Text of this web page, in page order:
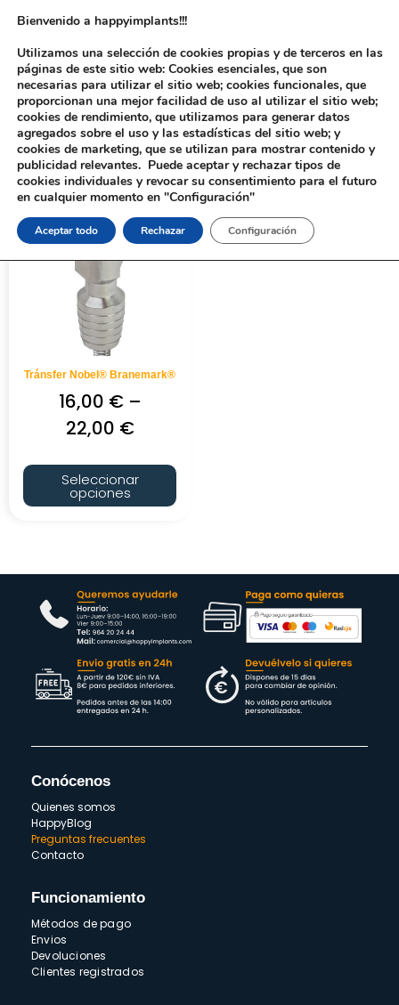
Inicio/ Productos etiquetados “539”
Tránsfer Nobel® Branemark®
16,00 €–
22,00 €
Seleccionar
opciones
Conócenos
Quienes somos
HappyBlog
Preguntas frecuentes
Contacto
Funcionamiento
Métodos de pago
Envios
Devoluciones
Clientes registrados
Bienvenido a happyimplants!!!
Utilizamos una selección de cookies propias y de terceros en las
páginas de este sitio web: Cookies esenciales, que son
necesarias para utilizar el sitio web; cookies funcionales, que
proporcionan una mejor facilidad de uso al utilizar el sitio web;
cookies de rendimiento, que utilizamos para generar datos
agregados sobre el uso y las estadísticas del sitio web; y
cookies de marketing, que se utilizan para mostrar contenido y
publicidad relevantes. Puede aceptar y rechazar tipos de
cookies individuales y revocar su consentimiento para el futuro
en cualquier momento en "Configuración"
Aceptar todo Rechazar Configuración